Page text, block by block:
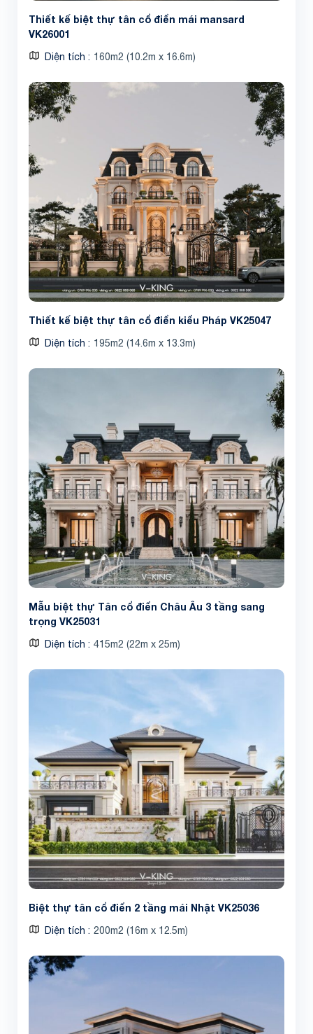
Thiết kế biệt thự tân cổ điển mái mansard
VK26001
Diện tích 160m2 (10.2m x 16.6m)
Thiết kế biệt thự tân cổ điển kiểu Pháp VK25047
Diện tích 195m2 (14.6m x 13.3m)
Mẫu biệt thự Tân cổ điển Châu Âu 3 tầng sang
trọng VK25031
Diện tích 415m2 (22m x 25m)
Biệt thự tân cổ điển 2 tầng mái Nhật VK25036
Diện tích 200m2 (16m x 12.5m)